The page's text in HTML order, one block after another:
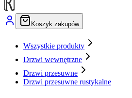
Koszyk zakupów
Wszystkie produkty
Drzwi wewnętrzne
Drzwi przesuwne
Drzwi przesuwne rustykalne